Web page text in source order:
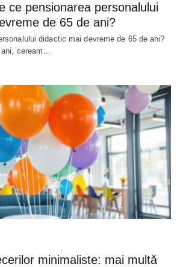
ce pensionarea personalului
de 65 de ani?
didactic mai devreme de 65 de ani?
ceream…
minimaliste: mai multă